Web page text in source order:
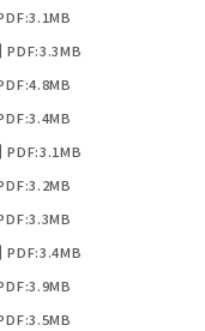
PDF:3.3MB
PDF:3.1MB
PDF:3.4MB